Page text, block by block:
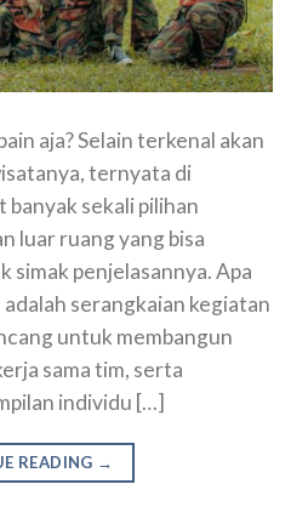
aja? Selain terkenal akan
ternyata di
banyak sekali pilihan
luar ruang yang bisa
simak penjelasannya. Apa
serangkaian kegiatan
untuk membangun
sama tim, serta
individu […]
READING →